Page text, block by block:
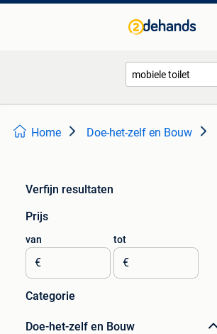
Home Doe-het-zelf en Bouw
Verfijn resultaten
Prijs
van
€
tot
€
Categorie
Doe-het-zelf en Bouw